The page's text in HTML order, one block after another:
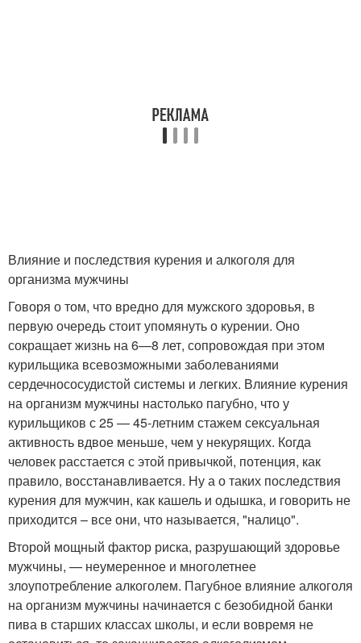
Влияние и последствия курения и алкоголя для
организма мужчины
Говоря о том, что вредно для мужского здоровья, в
первую очередь стоит упомянуть о курении. Оно
сокращает жизнь на 6—8 лет, сопровождая при этом
курильщика всевозможными заболеваниями
сердечнососудистой системы и легких. Влияние курения
на организм мужчины настолько пагубно, что у
курильщиков с 25 — 45-летним стажем сексуальная
активность вдвое меньше, чем у некурящих. Когда
человек расстается с этой привычкой, потенция, как
правило, восстанавливается. Ну а о таких последствия
курения для мужчин, как кашель и одышка, и говорить не
приходится – все они, что называется, "налицо".
Второй мощный фактор риска, разрушающий здоровье
мужчины, — неумеренное и многолетнее
злоупотребление алкоголем. Пагубное влияние алкоголя
на организм мужчины начинается с безобидной банки
пива в старших классах школы, и если вовремя не